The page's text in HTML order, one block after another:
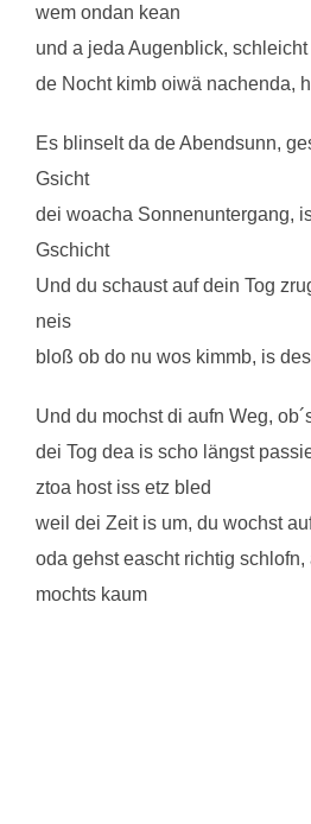
wem ondan kean
und a jeda Augenblick,
de Nocht kimb oiwä nachenda,
Es blinselt da de Abendsunn,
Gsicht
dei woacha Sonnenuntergang,
Gschicht
Und du schaust auf dein Tog
neis
bloß ob do nu wos kimmb, is
Und du mochst di aufn Weg,
dei Tog dea is scho längst
ztoa host iss etz bled
weil dei Zeit is um, du wochst
oda gehst eascht richtig schlofn,
mochts kaum